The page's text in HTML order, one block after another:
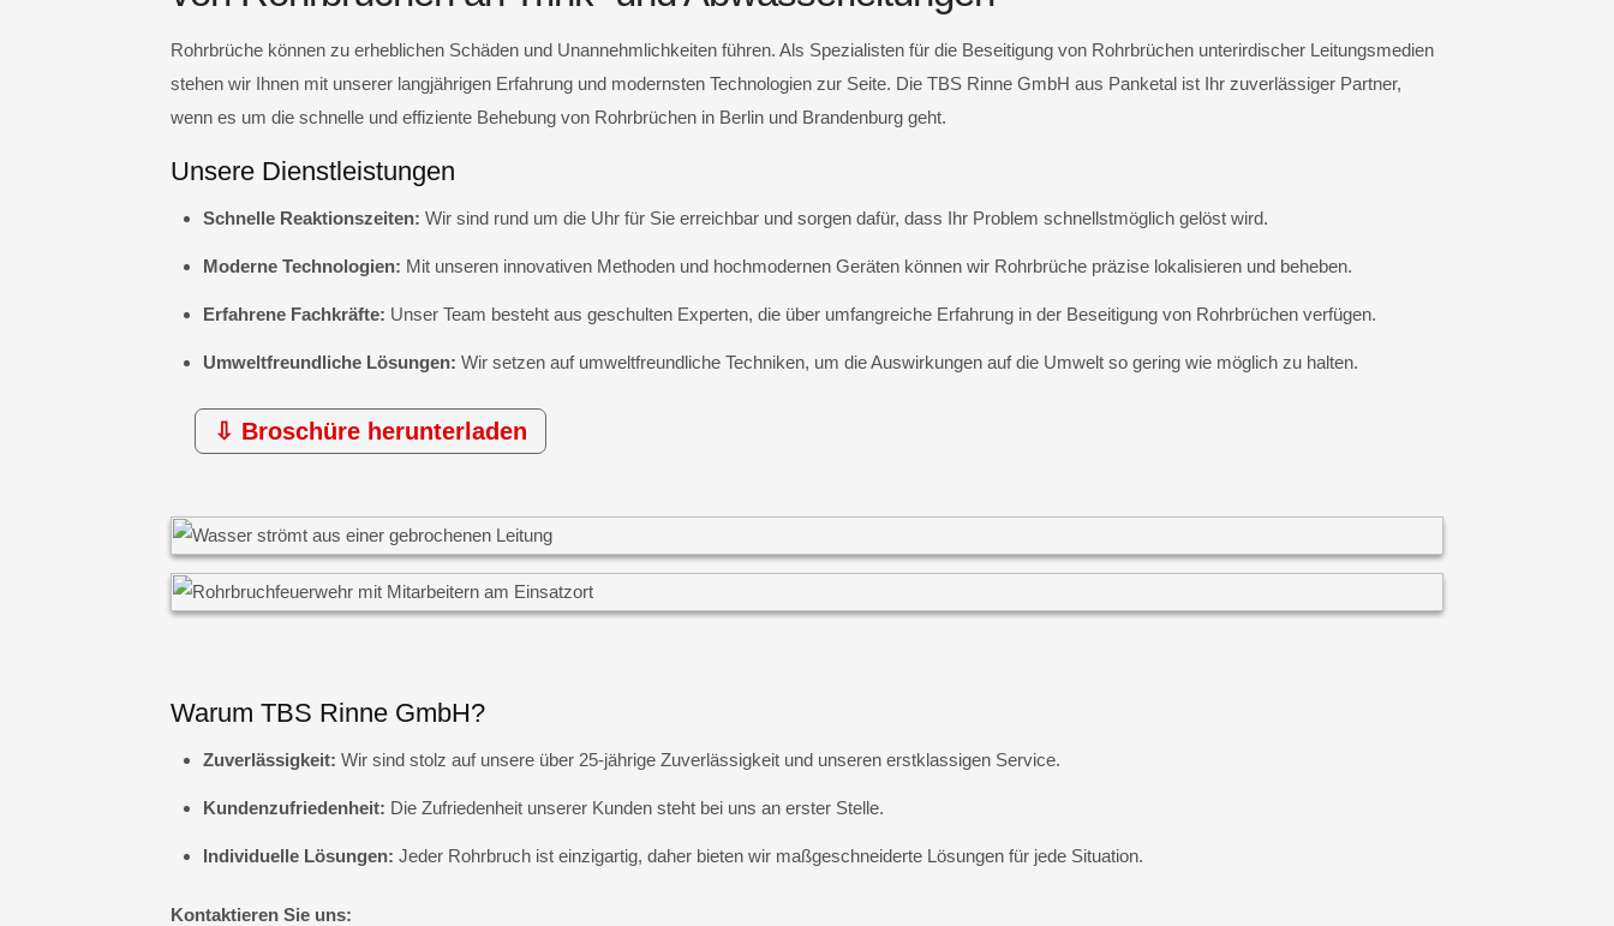
Rohrbrüche können zu erheblichen Schäden und Unannehmlichkeiten führen. Als Spezialisten für die Beseitigung von Rohrbrüchen unterirdischer Leitungsmedien
stehen wir Ihnen mit unserer langjährigen Erfahrung und modernsten Technologien zur Seite. Die TBS Rinne GmbH aus Panketal ist Ihr zuverlässiger Partner,
wenn es um die schnelle und effiziente Behebung von Rohrbrüchen in Berlin und Brandenburg geht.
Unsere Dienstleistungen
Schnelle Reaktionszeiten: Wir sind rund um die Uhr für Sie erreichbar und sorgen dafür, dass Ihr Problem schnellstmöglich gelöst wird.
Moderne Technologien: Mit unseren innovativen Methoden und hochmodernen Geräten können wir Rohrbrüche präzise lokalisieren und beheben.
Erfahrene Fachkräfte: Unser Team besteht aus geschulten Experten, die über umfangreiche Erfahrung in der Beseitigung von Rohrbrüchen verfügen.
Umweltfreundliche Lösungen: Wir setzen auf umweltfreundliche Techniken, um die Auswirkungen auf die Umwelt so gering wie möglich zu halten.
⇩ Broschüre herunterladen
Warum TBS Rinne GmbH?
Zuverlässigkeit: Wir sind stolz auf unsere über 25-jährige Zuverlässigkeit und unseren erstklassigen Service.
Kundenzufriedenheit: Die Zufriedenheit unserer Kunden steht bei uns an erster Stelle.
Individuelle Lösungen: Jeder Rohrbruch ist einzigartig, daher bieten wir maßgeschneiderte Lösungen für jede Situation.
Kontaktieren Sie uns: